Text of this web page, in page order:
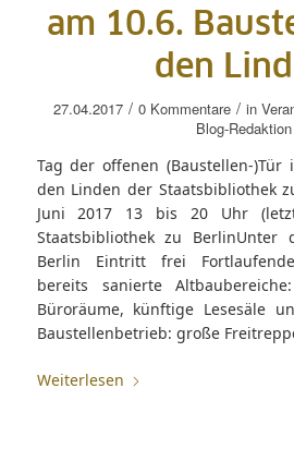
am 10.6.
den
27.04.2017 / 0 Kommentare / in
Blog-Redaktion
Tag der offenen (Baustellen-)Tür
den Linden der Staatsbibliothek
Juni 2017 13 bis 20 Uhr
Staatsbibliothek zu BerlinUnter
Berlin Eintritt frei
bereits sanierte
Büroräume, künftige Lesesäle
Baustellenbetrieb: große
Weiterlesen